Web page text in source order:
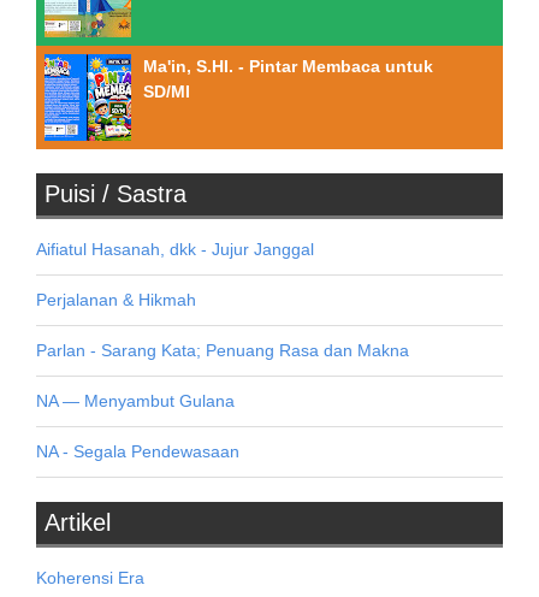
Ma'in, S.HI. - Pintar Membaca untuk
SD/MI
Puisi / Sastra
Aifiatul Hasanah, dkk - Jujur Janggal
Perjalanan & Hikmah
Parlan - Sarang Kata; Penuang Rasa dan Makna
NA — Menyambut Gulana
NA - Segala Pendewasaan
Artikel
Koherensi Era